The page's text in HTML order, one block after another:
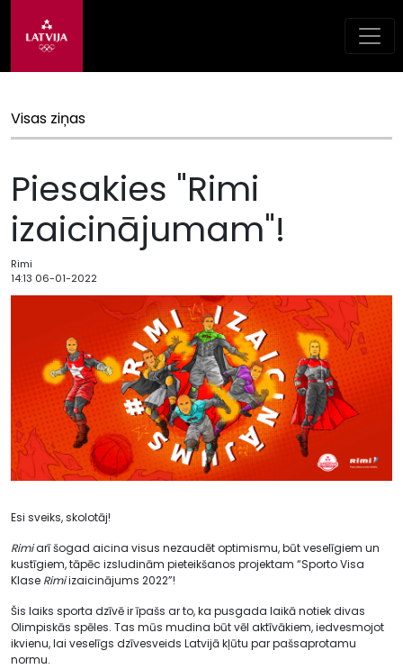
Visas ziņas
Piesakies "Rimi
izaicinājumam"!
Rimi
14:13 06-01-2022
Esi sveiks, skolotāj!
Rimiarī šogad aicina visus nezaudēt optimismu, būt veselīgiem un
kustīgiem, tāpēc izsludinām pieteikšanos projektam “Sporto Visa
Klase Rimiizaicinājums 2022”!
Šis laiks sporta dzīvē ir īpašs ar to, ka pusgada laikā notiek divas
Olimpiskās spēles. Tas mūs mudina būt vēl aktīvākiem, iedvesmojot
ikvienu, lai veselīgs dzīvesveids Latvijā kļūtu par pašsaprotamu
normu.